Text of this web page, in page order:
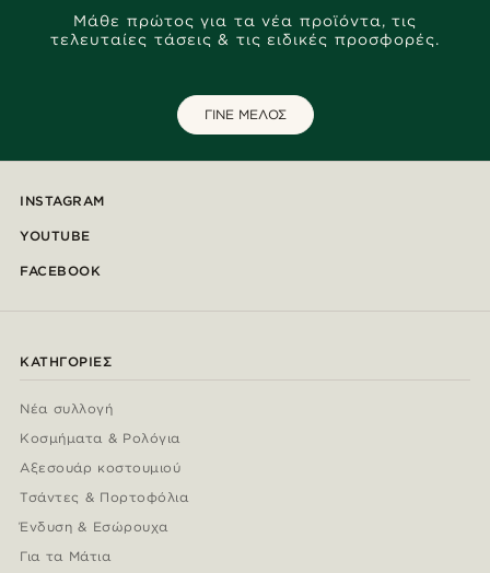
Μάθε πρώτος για τα νέα προϊόντα, τις
τελευταίες τάσεις & τις ειδικές προσφορές.
ΓΙΝΕ ΜΕΛΟΣ
INSTAGRAM
YOUTUBE
FACEBOOK
ΚΑΤΗΓΟΡΊΕΣ
Νέα συλλογή
Κοσμήματα & Ρολόγια
Αξεσουάρ κοστουμιού
Τσάντες & Πορτοφόλια
Ένδυση & Εσώρουχα
Για τα Μάτια